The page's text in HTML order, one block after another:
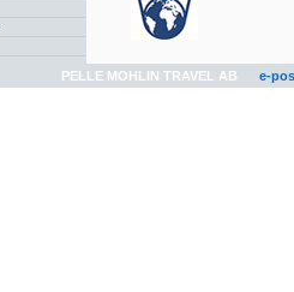
PELLE MOHLIN TRAVEL AB e-